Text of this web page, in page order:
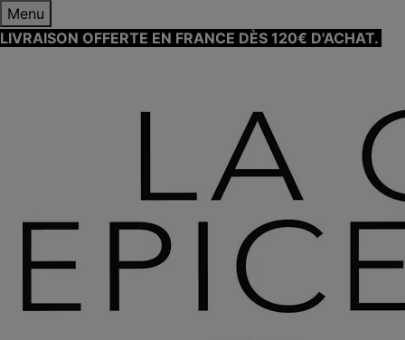
Menu
LIVRAISON OFFERTE EN FRANCE DÈS 120€ D'ACHAT.